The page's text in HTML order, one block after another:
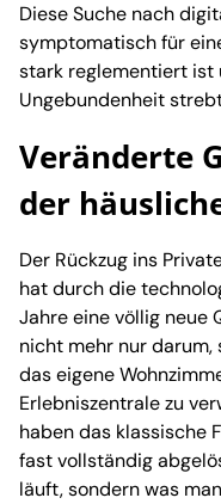
Diese Suche nach
symptomatisch für
stark reglementiert ist
Ungebundenheit
Veränderte
der
Der Rückzug ins
hat durch die
Jahre eine völlig neue
nicht mehr nur darum,
das eigene
Erlebniszentrale zu
haben das klassische
fast vollständig
läuft, sondern was